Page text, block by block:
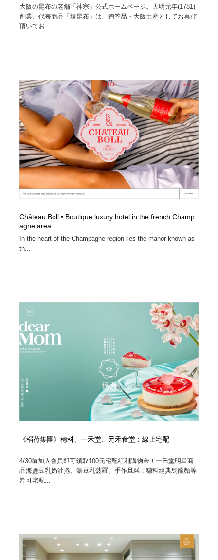
大阪の昆布の老舗「神宗」公式ホームページ。天明元年(1781)
創業、代表商品「塩昆布」は、贈答品・大阪土産としてお喜び
頂いてお...
Château Boll • Boutique luxury hotel in the french Champ
agne area
In the heart of the Champagne region lies the manor known as
th...
《稻荷集團》穗科、一禾堂、元禾食堂：線上宅配
4/30前加入會員即可領取100元宅配紅利購物金！一禾堂明星商
品海鹽豆乳奶油捲、濃豆乳菠羅、手作旦糕；穗科經典烏龍麵等
皆可宅配...